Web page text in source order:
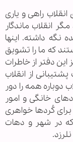
راهی و یاری
انقلاب ماندگار
نگه داشته. اینها
که ما را تشویق
دفتر از خاطرات
از انقلاب
همه را دور
خانگی و امور
کُردها خواهری
در شهر و دهات